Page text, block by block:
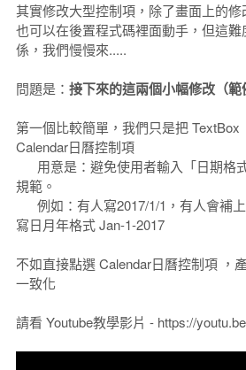
其實修改大型控制項，除了畫面上的
也可以在後置程式碼裡面動手，但這
係，我們慢慢來.....
問題是： 接下來的這兩個小幅修改（範
第一個比較簡單，我們只是把
Calendar日曆控制項
用意是：避免使用者輸入「日期格
規範。
例如：有人寫2017/1/1，有人會補上
寫日月年格式 Jan-1-2017
不如直接點選 Calendar日曆控制項 ，
一致化
請看 Youtube教學影片 - https://